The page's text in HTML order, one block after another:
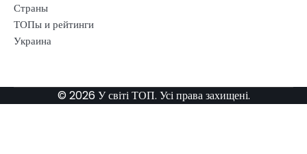
Страны
ТОПы и рейтинги
Украина
© 2026 У світі ТОП. Усі права захищені.